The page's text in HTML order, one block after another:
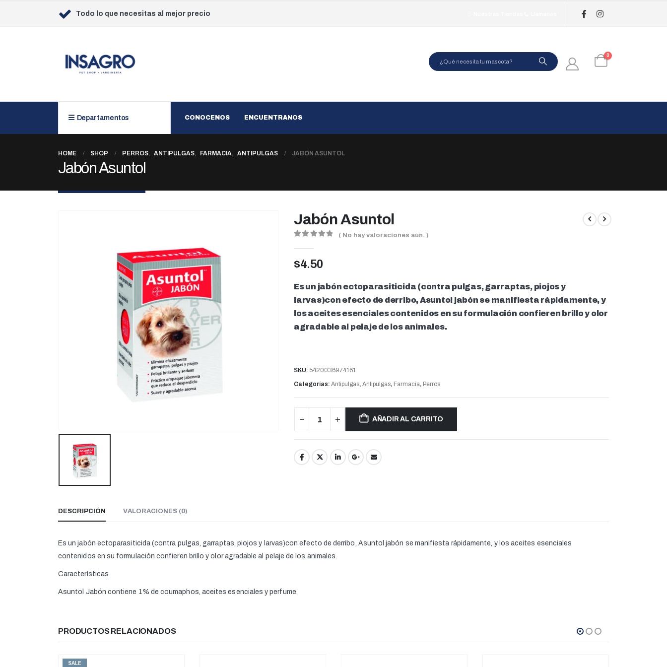
Todo lo que necesitas al mejor precio
0
Departamentos CONOCENOS ENCUENTRANOS
HOME SHOP PERROS, ANTIPULGAS, FARMACIA, ANTIPULGAS JABÓN ASUNTOL
Jabón Asuntol
Jabón Asuntol
( No hay valoraciones aún. )
$4.50
Es un jabón ectoparasiticida (contra pulgas, garraptas, piojos y
larvas)con efecto de derribo, Asuntol jabón se manifiesta rápidamente, y
los aceites esenciales contenidos en su formulación confieren brillo y olor
agradable al pelaje de los animales.
SKU: 5420036974161
Categorías: Antipulgas, Antipulgas, Farmacia, Perros
AÑADIR AL CARRITO
DESCRIPCIÓN VALORACIONES (0)
Es un jabón ectoparasiticida (contra pulgas, garraptas, piojos y larvas)con efecto de derribo, Asuntol jabón se manifiesta rápidamente, y los aceites esenciales
contenidos en su formulación confieren brillo y olor agradable al pelaje de los animales.
Características
Asuntol Jabón contiene 1% de coumaphos, aceites esenciales y perfume.
PRODUCTOS RELACIONADOS